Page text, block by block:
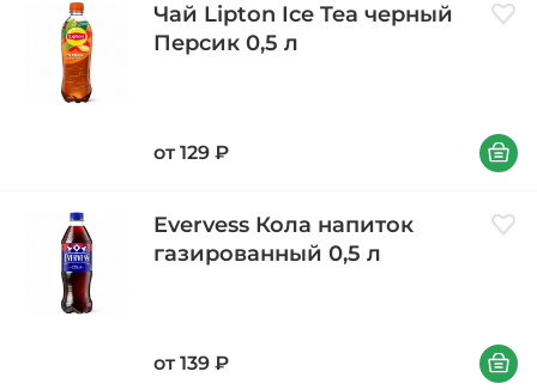
Чай Lipton Ice Tea черный
Персик 0,5 л
от 129 ₽ В
Evervess Кола напиток
газированный 0,5 л
от 139 ₽ В